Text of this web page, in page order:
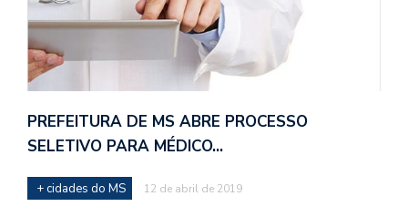
PREFEITURA DE MS ABRE PROCESSO
SELETIVO PARA MÉDICO…
+ cidades do MS 12 de abril de 2019